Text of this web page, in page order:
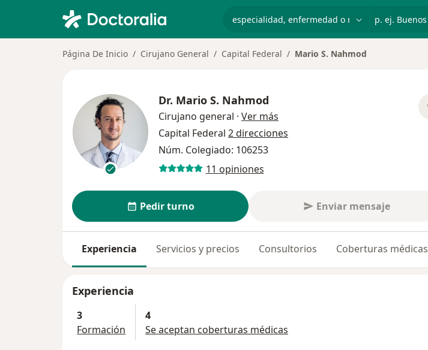
Página De Inicio Cirujano General Capital Federal Mario S. Nahmod
Dr. Mario S. Nahmod
Cirujano general · Ver más
Capital Federal 2 direcciones
Núm. Colegiado: 106253
11 opiniones
Pedir turno Enviar mensaje
Experiencia Servicios y precios Consultorios Coberturas médicas
Experiencia
3
Formación
4
Se aceptan coberturas médicas